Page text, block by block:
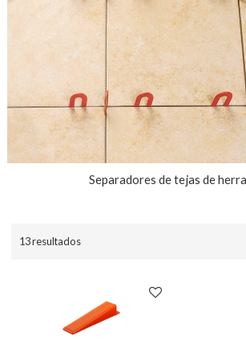
Separadores de tejas de
13 resultados